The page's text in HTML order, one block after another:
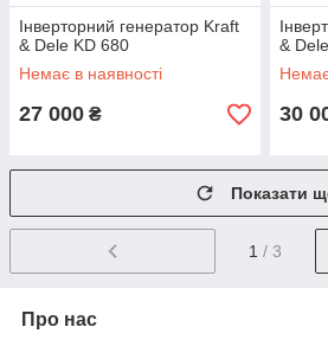
Інверторний генератор Kraft
& Dele KD 680
Немає в наявності
27 000 ₴
&
30
Показати
1 / 3
Про нас